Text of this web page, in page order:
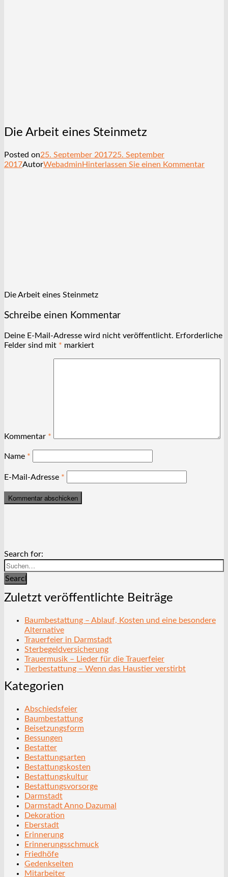
Die Arbeit eines Steinmetz
Posted on25. September 201725. September
2017AutorWebadmin Hinterlassen Sie einen Kommentar
Die Arbeit eines Steinmetz
Schreibe einen Kommentar
Deine E-Mail-Adresse wird nicht veröffentlicht. Erforderliche
Felder sind mit * markiert
Kommentar *
Name *
E-Mail-Adresse *
Search for:
Search
Zuletzt veröffentlichte Beiträge
Baumbestattung – Ablauf, Kosten und eine besondere
Alternative
Trauerfeier in Darmstadt
Sterbegeldversicherung
Trauermusik – Lieder für die Trauerfeier
Tierbestattung – Wenn das Haustier verstirbt
Kategorien
Abschiedsfeier
Baumbestattung
Beisetzungsform
Bessungen
Bestatter
Bestattungsarten
Bestattungskosten
Bestattungskultur
Bestattungsvorsorge
Darmstadt
Darmstadt Anno Dazumal
Dekoration
Eberstadt
Erinnerung
Erinnerungsschmuck
Friedhöfe
Gedenkseiten
Mitarbeiter